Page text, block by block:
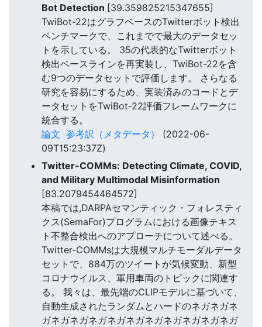
Bot Detection [39.359825215347655]
TwiBot-22はグラフベースのTwitterボット検出
ベンチマークで、これまでで最大のデータセッ
トを示している。 35の代表的なTwitterボット
検出ベースラインを再実装し、TwiBot-22を含
む9つのデータセットで評価します。 さらなる
研究を容易にするため、実装済みのコードとデ
ータセットをTwiBot-22評価フレームワークに
統合する。
論文 参考訳（メタデータ）
(2022-06-
09T15:23:37Z)
Twitter-COMMs: Detecting Climate, COVID,
and Military Multimodal Misinformation
[83.2079454464572]
本稿では,DARPAセマンティック・フォレスティ
クス(SemaFor)プログラムにおける画像テキス
ト不整合検出へのアプローチについて述べる。
Twitter-COMMsは大規模マルチモーダルデータ
セットで、884万のツイートが気候変動、新型
コロナウイルス、軍用車両のトピックに関連す
る。 我々は、最先端のCLIPモデルに基づいて、
自動生成されたランダムとハードのネガネガネ
ガネガネガネガネガネガネガネガネガネガネガ